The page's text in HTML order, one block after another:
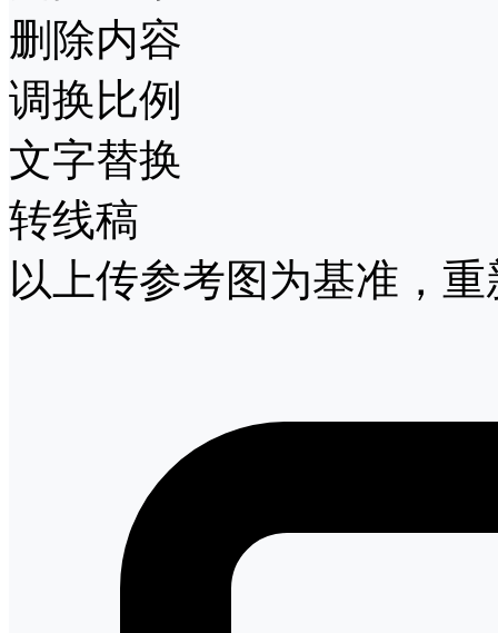
删除内容
调换比例
文字替换
转线稿
以上传参考图为基准，